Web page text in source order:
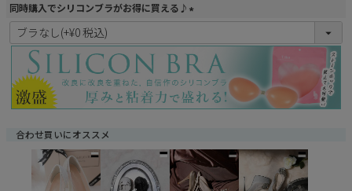
同時購入でシリコンブラがお得に買える♪
(
須
)
合わせ買いにオススメ